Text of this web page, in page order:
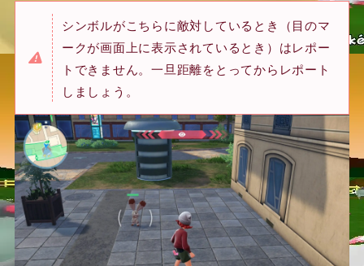
シンボルがこちらに敵対しているとき（目のマ
ークが画面上に表示されているとき）はレポー
トできません。一旦距離をとってからレポート
しましょう。